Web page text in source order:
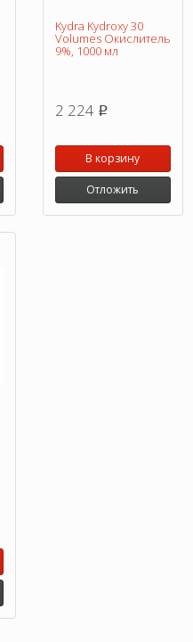
Kydra Kydroxy 30
Volumes Окислитель
9%, 1000 мл
2 224 p
В корзину
Отложить